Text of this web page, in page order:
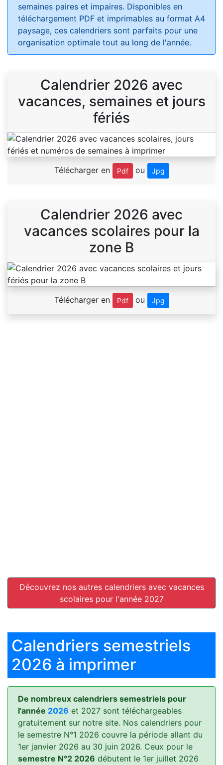
semaines paires et impaires. Disponibles en
téléchargement PDF et imprimables au format A4
paysage, ces calendriers sont parfaits pour une
organisation optimale tout au long de l'année.
Calendrier 2026 avec
vacances, semaines et jours
fériés
Télécharger en Pdf ou Jpg
Calendrier 2026 avec
vacances scolaires pour la
zone B
Télécharger en Pdf ou Jpg
Découvrez nos autres calendriers avec vacances
scolaires pour l'année 2027
Calendriers semestriels
2026 à imprimer
De nombreux calendriers semestriels pour
l'année 2026 et 2027 sont téléchargeables
gratuitement sur notre site. Nos calendriers pour
le semestre N°1 2026 couvre la période allant du
1er janvier 2026 au 30 juin 2026. Ceux pour le
semestre N°2 2026 débutent le 1er juillet 2026